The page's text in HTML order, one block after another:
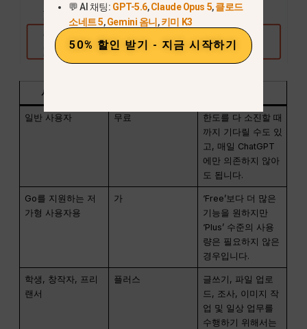
사용자 유형
일반 사용자 무료
한도를 다 소진할 때
까지 기다릴 수도 있
고, 매일 ChatGPT
에만 의존하지 않아
도 됩니다.
Go를 지원하는 저
가형 사용자용
가
‘Free’보다 더 많은
기능을 원하지만
‘Plus’ 수준의 사용
량은 필요하지 않은
경우입니다.
학생, 창작자, 프리
랜서
플러스
글쓰기, 파일 업로
드, 조사, 이미지 작
업 및 일상 업무를
수행하기 위해서는
💬 AI 채팅: GPT-5.6,Claude Opus 5,클로드
소네트 5,Gemini 옴니 ,키미 K3
50% 할인 받기 - 지금 시작하기